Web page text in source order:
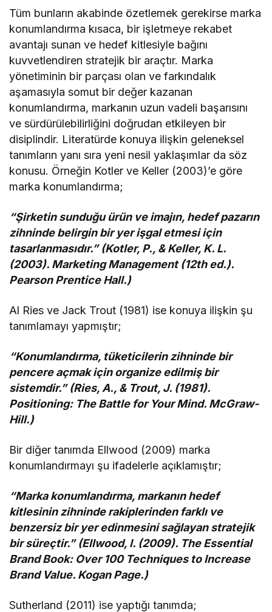
Tüm bunların akabinde özetlemek gerekirse marka
konumlandırma kısaca, bir işletmeye rekabet
avantajı sunan ve hedef kitlesiyle bağını
kuvvetlendiren stratejik bir araçtır. Marka
yönetiminin bir parçası olan ve farkındalık
aşamasıyla somut bir değer kazanan
konumlandırma, markanın uzun vadeli başarısını
ve sürdürülebilirliğini doğrudan etkileyen bir
disiplindir. Literatürde konuya ilişkin geleneksel
tanımların yanı sıra yeni nesil yaklaşımlar da söz
konusu. Örneğin Kotler ve Keller (2003)’e göre
marka konumlandırma;
“Şirketin sunduğu ürün ve imajın, hedef pazarın
zihninde belirgin bir yer işgal etmesi için
tasarlanmasıdır.” (Kotler, P., & Keller, K. L.
(2003). Marketing Management (12th ed.).
Pearson Prentice Hall.)
Al Ries ve Jack Trout (1981) ise konuya ilişkin şu
tanımlamayı yapmıştır;
“Konumlandırma, tüketicilerin zihninde bir
pencere açmak için organize edilmiş bir
sistemdir.” (Ries, A., & Trout, J. (1981).
Positioning: The Battle for Your Mind. McGraw-
Hill.)
Bir diğer tanımda Ellwood (2009) marka
konumlandırmayı şu ifadelerle açıklamıştır;
“Marka konumlandırma, markanın hedef
kitlesinin zihninde rakiplerinden farklı ve
benzersiz bir yer edinmesini sağlayan stratejik
bir süreçtir.” (Ellwood, I. (2009). The Essential
Brand Book: Over 100 Techniques to Increase
Brand Value. Kogan Page.)
Sutherland (2011) ise yaptığı tanımda;